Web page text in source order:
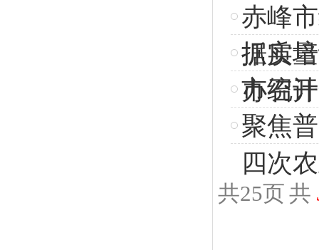
赤峰
据质
抓实
办召
市统
聚焦
四次
共25页 共